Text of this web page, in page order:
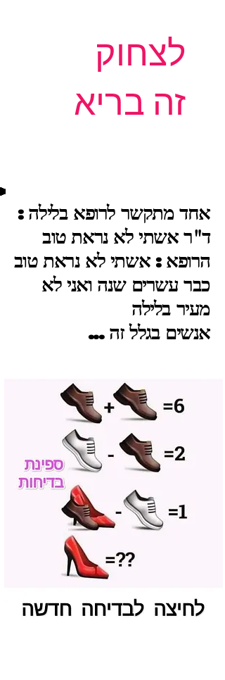
לצחוק
זה בריא
אחד מתקשר לרופא בלילה :
ד"ר אשתי לא נראת טוב
הרופא : אשתי לא נראת טוב
כבר עשרים שנה ואני לא
מעיר בלילה
אנשים בגלל זה ...